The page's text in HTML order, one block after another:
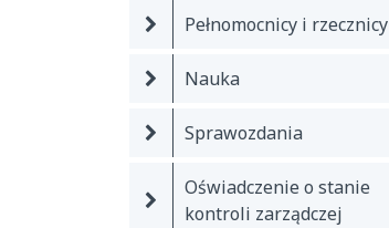
Pełnomocnicy i rzecznicy
Nauka
Sprawozdania
Oświadczenie o stanie
kontroli zarządczej